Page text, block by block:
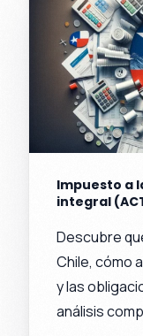
Impuesto a
integral
Descubre
Chile, cómo
y las
análisis